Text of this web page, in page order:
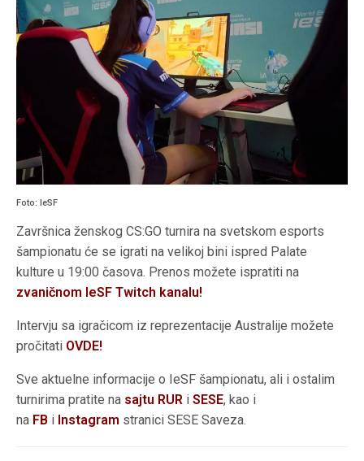
Foto: IeSF
Završnica ženskog CS:GO turnira na svetskom esports
šampionatu će se igrati na velikoj bini ispred Palate
kulture u 19:00 časova. Prenos možete ispratiti na
zvaničnom IeSF Twitch kanalu!
Intervju sa igračicom iz reprezentacije Australije možete
pročitati OVDE!
Sve aktuelne informacije o IeSF šampionatu, ali i ostalim
turnirima pratite na sajtu RUR iSESE, kao i
na FB i Instagram stranici SESE Saveza.